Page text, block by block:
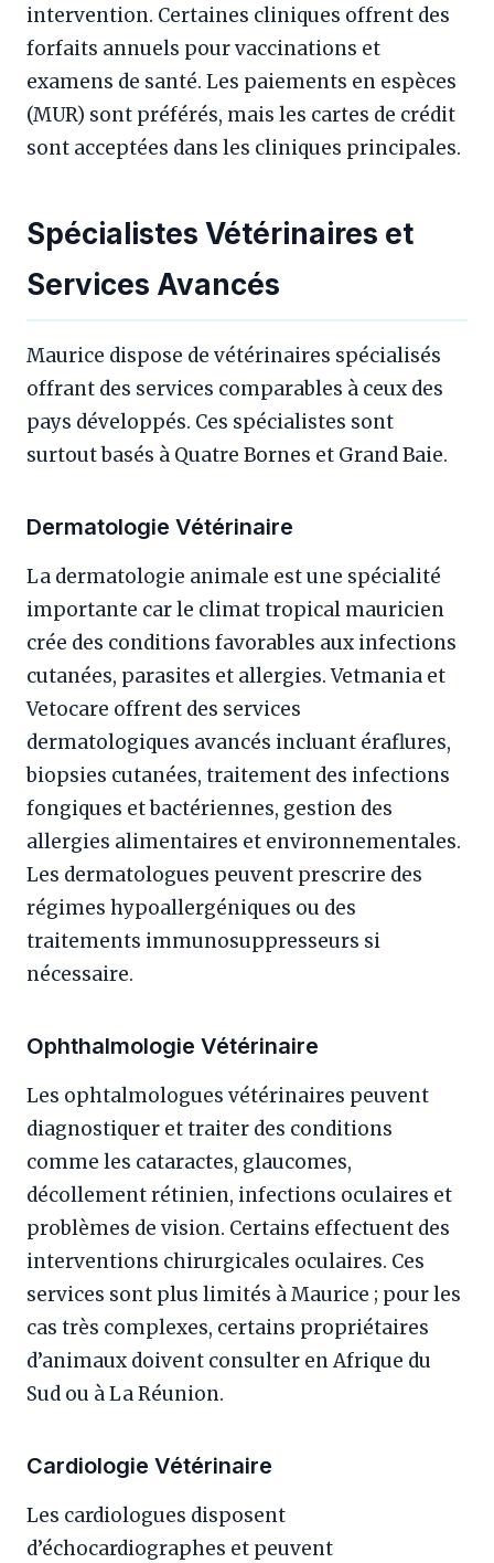
intervention. Certaines cliniques offrent des
forfaits annuels pour vaccinations et
examens de santé. Les paiements en espèces
(MUR) sont préférés, mais les cartes de crédit
sont acceptées dans les cliniques principales.
Spécialistes Vétérinaires et
Services Avancés
Maurice dispose de vétérinaires spécialisés
offrant des services comparables à ceux des
pays développés. Ces spécialistes sont
surtout basés à Quatre Bornes et Grand Baie.
Dermatologie Vétérinaire
La dermatologie animale est une spécialité
importante car le climat tropical mauricien
crée des conditions favorables aux infections
cutanées, parasites et allergies. Vetmania et
Vetocare offrent des services
dermatologiques avancés incluant éraflures,
biopsies cutanées, traitement des infections
fongiques et bactériennes, gestion des
allergies alimentaires et environnementales.
Les dermatologues peuvent prescrire des
régimes hypoallergéniques ou des
traitements immunosuppresseurs si
nécessaire.
Ophthalmologie Vétérinaire
Les ophtalmologues vétérinaires peuvent
diagnostiquer et traiter des conditions
comme les cataractes, glaucomes,
décollement rétinien, infections oculaires et
problèmes de vision. Certains effectuent des
interventions chirurgicales oculaires. Ces
services sont plus limités à Maurice ; pour les
cas très complexes, certains propriétaires
d’animaux doivent consulter en Afrique du
Sud ou à La Réunion.
Cardiologie Vétérinaire
Les cardiologues disposent
d’échocardiographes et peuvent